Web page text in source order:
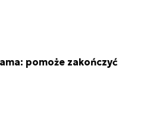
pomoże zakończyć